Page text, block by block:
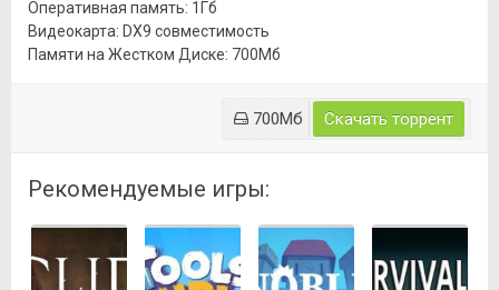
Оперативная память: 1Гб
Видеокарта: DX9 совместимость
Памяти на Жестком Диске: 700Мб
700Мб Скачать торрент
Рекомендуемые игры: